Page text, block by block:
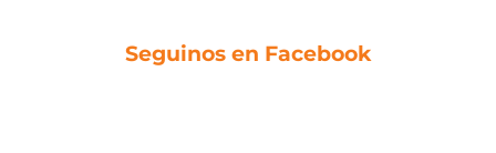
Seguinos en Facebook